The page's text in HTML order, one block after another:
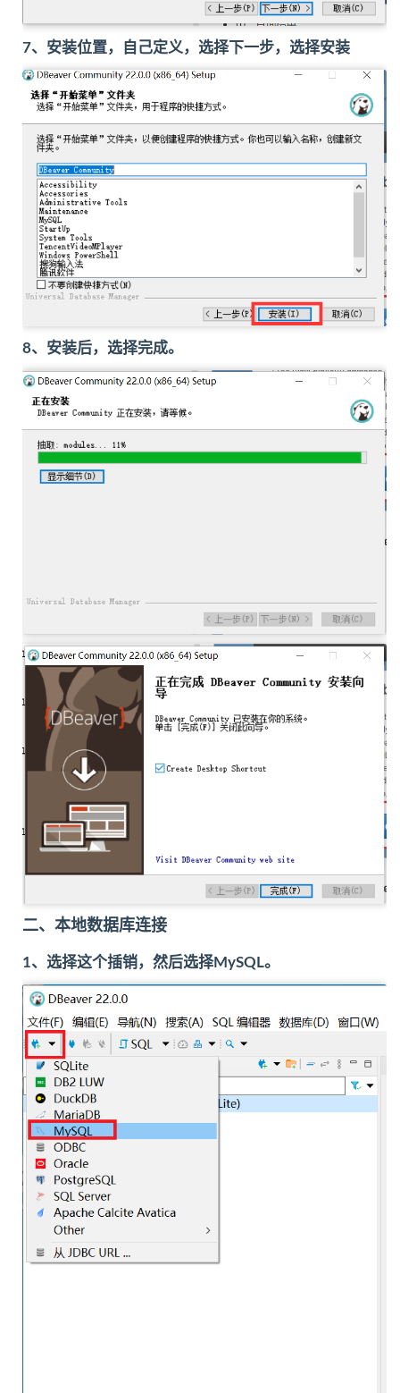
7、安装位置，自己定义，选择下一步，选择安装
8、安装后，选择完成。
二、本地数据库连接
1、选择这个插销，然后选择MySQL。